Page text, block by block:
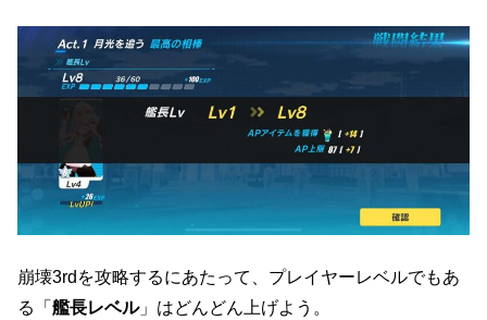
崩壊3rdを攻略するにあたって、プレイヤーレベルでもあ
る「艦長レベル」はどんどん上げよう。